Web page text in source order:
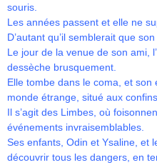
souris.
Les années passent et elle ne
D’autant qu’il semblerait que
Le jour de la venue de son ami,
dessèche brusquement.
Elle tombe dans le coma, et
monde étrange, situé aux
Il s’agit des Limbes, où
événements invraisemblables.
Ses enfants, Odin et Ysaline, et
découvrir tous les dangers, en